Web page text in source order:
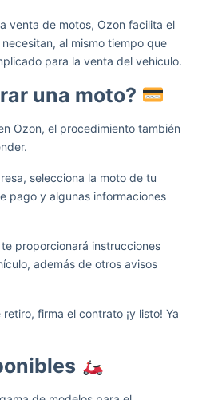
venta de motos, Ozon facilita el
al mismo tiempo que
para la venta del vehículo.
una moto?
Ozon, el procedimiento también
selecciona la moto de tu
pago y algunas informaciones
proporcionará instrucciones
además de otros avisos
firma el contrato ¡y listo! Ya